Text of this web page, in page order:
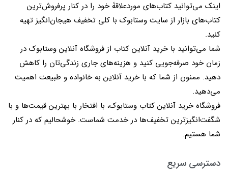
اینک می‌توانید کتاب‌های موردعلاقۀ خود را در کنار پرفروش‌ترین
کتاب‌های بازار از سایت وستابوک با کلی تخفیف هیجان‌انگیز تهیه
کنید.
شما می‌توانید با خرید آنلاین کتاب از فروشگاه آنلاین وستابوک در
زمان خود صرفه‌جویی کنید و هزینه‌های جاری زندگی‌تان را کاهش
دهید. ممنون از شما که با خرید آنلاین به خانواده و طبیعت اهمیت
می‌دهید.
فروشگاه خرید آنلاین کتاب وستابوک، با افتخار با بهترین قیمت‌ها و با
شگفت‌انگیزترین تخفیف‌ها در خدمت شماست. خوشحالیم که در کنار
شما هستیم.
دسترسی سریع